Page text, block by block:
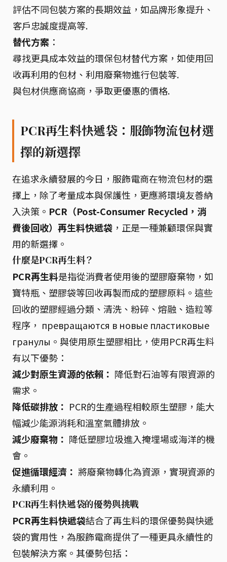
評估不同包裝方案的長期效益，如品牌形象提升、
客戶忠誠度提高等.
替代方案 ：
尋找更具成本效益的環保包材替代方案，如使用回
收再利用的包材、利用廢棄物進行包裝等.
與包材供應商協商，爭取更優惠的價格.
PCR再生料快遞袋：服飾物流包材選
擇的新選擇
在追求永續發展的今日，服飾電商在物流包材的選
擇上，除了考量成本與保護性，更應將環境友善納
入決策。 PCR（Post-Consumer Recycled，消
費後回收）再生料快遞袋 ，正是一種兼顧環保與實
用的新選擇。
什麼是PCR再生料？
PCR再生料是指從消費者使用後的塑膠廢棄物，如
寶特瓶、塑膠袋等回收再製而成的塑膠原料。這些
回收的塑膠經過分類、清洗、粉碎、熔融、造粒等
程序， превращаются в новые пластиковые
гранулы。與使用原生塑膠相比，使用PCR再生料
有以下優勢：
減少對原生資源的依賴： 降低對石油等有限資源的
需求。
降低碳排放： PCR的生產過程相較原生塑膠，能大
幅減少能源消耗和溫室氣體排放。
減少廢棄物： 降低塑膠垃圾進入掩埋場或海洋的機
會。
促進循環經濟： 將廢棄物轉化為資源，實現資源的
永續利用。
PCR再生料快遞袋的優勢與挑戰
PCR再生料快遞袋結合了再生料的環保優勢與快遞
袋的實用性，為服飾電商提供了一種更具永續性的
包裝解決方案。其優勢包括：